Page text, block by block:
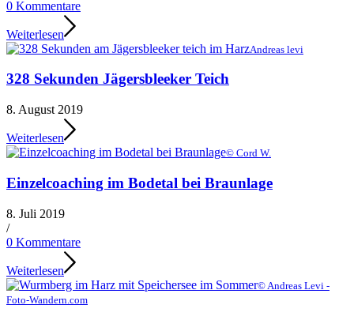
0 Kommentare
Weiterlesen
Andreas levi
328 Sekunden Jägersbleeker Teich
8. August 2019
Weiterlesen
© Cord W.
Einzelcoaching im Bodetal bei Braunlage
8. Juli 2019
/
0 Kommentare
Weiterlesen
© Andreas Levi -
Foto-Wandern.com